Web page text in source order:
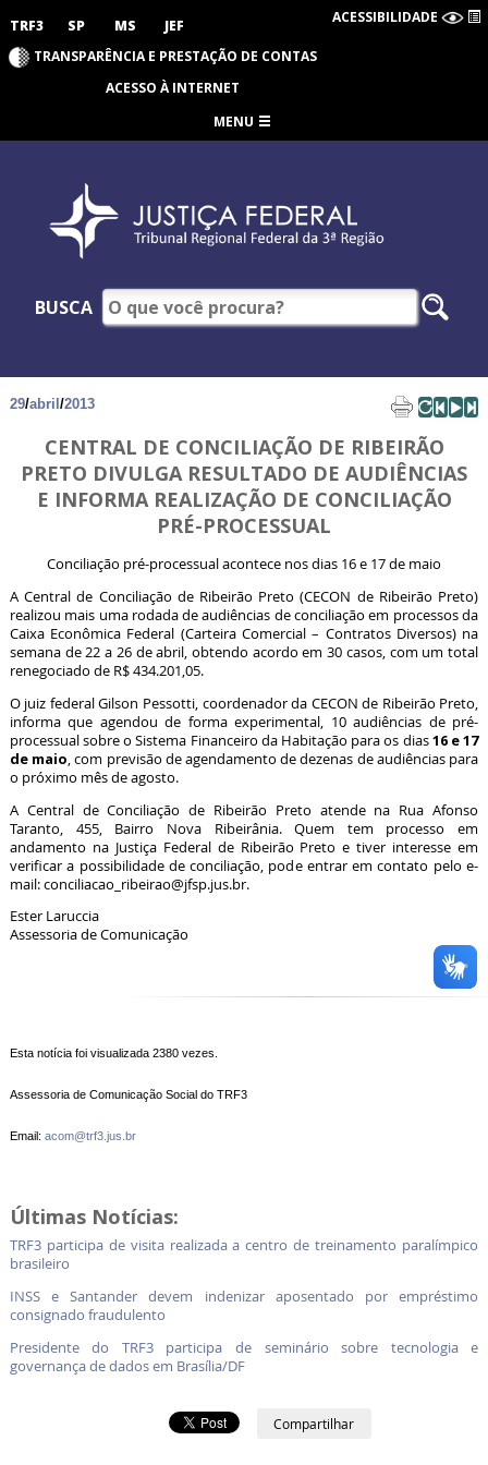
TRF3 SP MS JEF ACESSIBILIDADE
TRANSPARÊNCIA E PRESTAÇÃO DE CONTAS
ACESSO À INTERNET
MENU
BUSCA
29/abril /2013
CENTRAL DE CONCILIAÇÃO DE RIBEIRÃO
PRETO DIVULGA RESULTADO DE AUDIÊNCIAS
E INFORMA REALIZAÇÃO DE CONCILIAÇÃO
PRÉ-PROCESSUAL
Conciliação pré-processual acontece nos dias 16 e 17 de maio
A Central de Conciliação de Ribeirão Preto (CECON de Ribeirão Preto)
realizou mais uma rodada de audiências de conciliação em processos da
Caixa Econômica Federal (Carteira Comercial – Contratos Diversos) na
semana de 22 a 26 de abril, obtendo acordo em 30 casos, com um total
renegociado de R$ 434.201,05.
O juiz federal Gilson Pessotti, coordenador da CECON de Ribeirão Preto,
informa que agendou de forma experimental, 10 audiências de pré-
processual sobre o Sistema Financeiro da Habitação para os dias16 e 17
de maio, com previsão de agendamento de dezenas de audiências para
o próximo mês de agosto.
A Central de Conciliação de Ribeirão Preto atende na Rua Afonso
Taranto, 455, Bairro Nova Ribeirânia. Quem tem processo em
andamento na Justiça Federal de Ribeirão Preto e tiver interesse em
verificar a possibilidade de conciliação, pode entrar em contato pelo e-
mail: conciliacao_ribeirao@jfsp.jus.br.
Ester Laruccia
Assessoria de Comunicação
Esta notícia foi visualizada 2380 vezes.
Assessoria de Comunicação Social do TRF3
Email: acom@trf3.jus.br
Últimas Notícias:
TRF3 participa de visita realizada a centro de treinamento paralímpico
brasileiro
INSS e Santander devem indenizar aposentado por empréstimo
consignado fraudulento
Presidente do TRF3 participa de seminário sobre tecnologia e
governança de dados em Brasília/DF
Compartilhar